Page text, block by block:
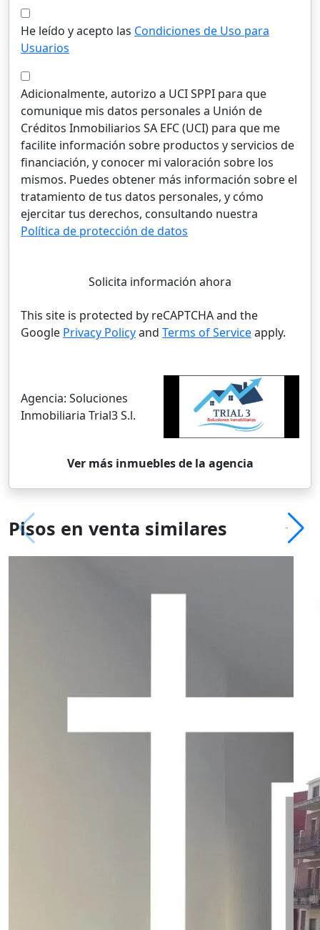
He leído y acepto las Condiciones de Uso para
Usuarios
Adicionalmente, autorizo a UCI SPPI para que
comunique mis datos personales a Unión de
Créditos Inmobiliarios SA EFC (UCI) para que me
facilite información sobre productos y servicios de
financiación, y conocer mi valoración sobre los
mismos. Puedes obtener más información sobre el
tratamiento de tus datos personales, y cómo
ejercitar tus derechos, consultando nuestra
Política de protección de datos
Solicita información ahora
This site is protected by reCAPTCHA and the
Google Privacy Policyand Terms of Serviceapply.
Agencia: Soluciones
Inmobiliaria Trial3 S.l.
Ver más inmuebles de la agencia
Pisos en venta similares